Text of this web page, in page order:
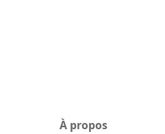
À propos